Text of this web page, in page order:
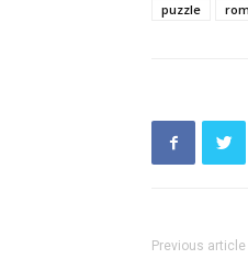
puzzle
Previous article